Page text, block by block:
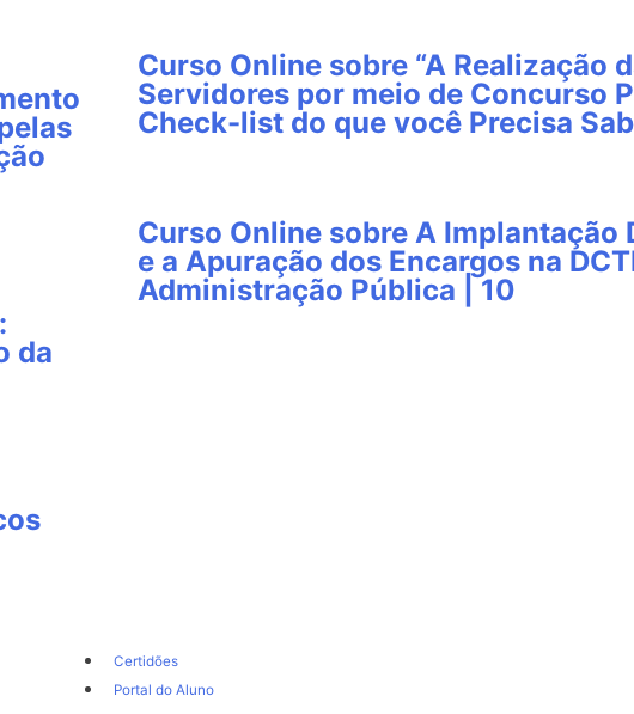
da
Curso Online sobre “A Realização
Servidores por meio de Concurso
Check-list do que você Precisa
Curso Online sobre A Implantação
e a Apuração dos Encargos na
Administração Pública | 10
Certidões
Portal do Aluno